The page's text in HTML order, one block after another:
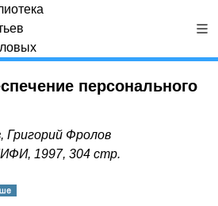
персонального
Григорий Фролов
1997, 304 стр.